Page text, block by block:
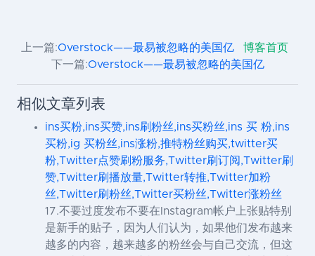
上一篇:Overstock——最易被忽略的美国亿
博客首页
下一篇:Overstock——最易被忽略的美国亿
相似文章列表
ins买粉,ins买赞,ins刷粉丝,ins买粉丝,ins 买 粉,ins
买粉,ig 买粉丝,ins涨粉,推特粉丝购买,twitter买
粉,Twitter点赞刷粉服务,Twitter刷订阅,Twitter刷
赞,Twitter刷播放量,Twitter转推,Twitter加粉
丝,Twitter刷粉丝,Twitter买粉丝,Twitter涨粉丝
17.不要过度发布不要在Instagram帐户上张贴特别
是新手的贴子，因为人们认为，如果他们发布越来
越多的内容，越来越多的粉丝会与自己交流，但这